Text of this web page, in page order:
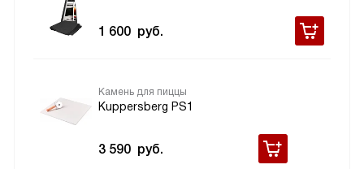
1 600 руб.
Камень для пиццы
Kuppersberg PS1
3 590 руб.